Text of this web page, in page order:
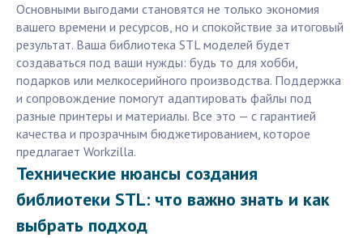
Основными выгодами становятся не только экономия
вашего времени и ресурсов, но и спокойствие за итоговый
результат. Ваша библиотека STL моделей будет
создаваться под ваши нужды: будь то для хобби,
подарков или мелкосерийного производства. Поддержка
и сопровождение помогут адаптировать файлы под
разные принтеры и материалы. Все это — с гарантией
качества и прозрачным бюджетированием, которое
предлагает Workzilla.
Технические нюансы создания
библиотеки STL: что важно знать и как
выбрать подход